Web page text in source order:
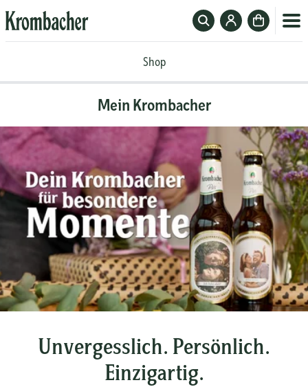
Suchfeld
ein-
Zum
Krombacher-
Zur
Kasse
Shop
Mein Krombacher
Unvergesslich. Persönlich.
Einzigartig.